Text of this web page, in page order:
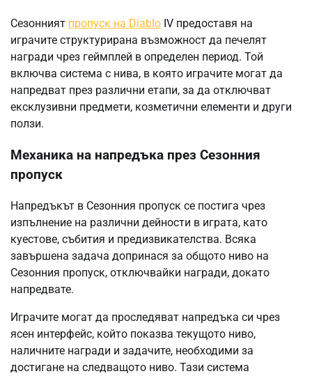
Сезонният пропуск на Diablo IV предоставя на
играчите структурирана възможност да печелят
награди чрез геймплей в определен период. Той
включва система с нива, в която играчите могат да
напредват през различни етапи, за да отключват
ексклузивни предмети, козметични елементи и други
ползи.
Механика на напредъка през Сезонния
пропуск
Напредъкът в Сезонния пропуск се постига чрез
изпълнение на различни дейности в играта, като
куестове, събития и предизвикателства. Всяка
завършена задача допринася за общото ниво на
Сезонния пропуск, отключвайки награди, докато
напредвате.
Играчите могат да проследяват напредъка си чрез
ясен интерфейс, който показва текущото ниво,
наличните награди и задачите, необходими за
достигане на следващото ниво. Тази система